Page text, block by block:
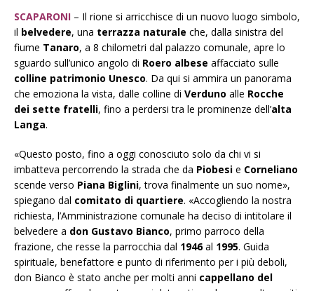
SCAPARONI – Il rione si arricchisce di un nuovo luogo simbolo,
il belvedere, una terrazza naturale che, dalla sinistra del
fiume Tanaro, a 8 chilometri dal palazzo comunale, apre lo
sguardo sull’unico angolo di Roero albese affacciato sulle
colline patrimonio Unesco. Da qui si ammira un panorama
che emoziona la vista, dalle colline di Verduno alle Rocche
dei sette fratelli, fino a perdersi tra le prominenze dell’alta
Langa.
«Questo posto, fino a oggi conosciuto solo da chi vi si
imbatteva percorrendo la strada che da Piobesi e Corneliano
scende verso Piana Biglini, trova finalmente un suo nome»,
spiegano dal comitato di quartiere. «Accogliendo la nostra
richiesta, l’Amministrazione comunale ha deciso di intitolare il
belvedere a don Gustavo Bianco, primo parroco della
frazione, che resse la parrocchia dal 1946al 1995. Guida
spirituale, benefattore e punto di riferimento per i più deboli,
don Bianco è stato anche per molti anni cappellano del